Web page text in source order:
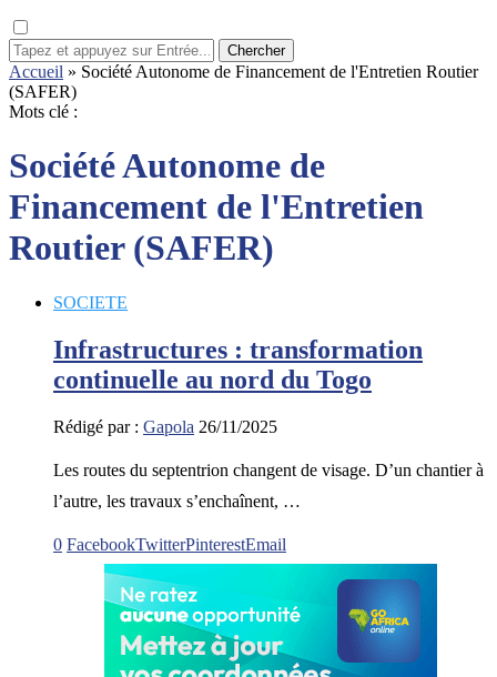
Chercher
Accueil » Société Autonome de Financement de l'Entretien Routier
(SAFER)
Mots clé :
Société Autonome de
Financement de l'Entretien
Routier (SAFER)
SOCIETE
Infrastructures : transformation
continuelle au nord du Togo
Rédigé par : Gapola 26/11/2025
Les routes du septentrion changent de visage. D’un chantier à
l’autre, les travaux s’enchaînent, …
0 FacebookTwitterPinterestEmail